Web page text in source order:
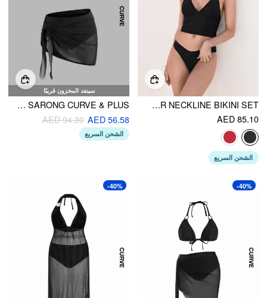
HALTER NECKLINE BIKINI SET
AED 85.10
الشحن السريع
سينفد المخزون قريبًا
SWEETHEART CONTRASTING BINDING UNDERWIRE FULL COVERAGE BIKINI SET WITH SARONG CURVE & PLUS
AED 56.58
AED 94.30
الشحن السريع
-40%
-40%